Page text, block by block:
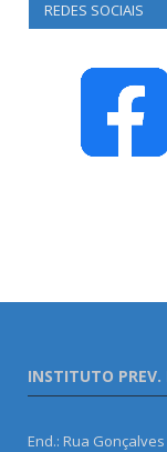
REDES SOCIAIS
INSTITUTO PREV.
End.: Rua